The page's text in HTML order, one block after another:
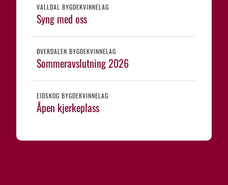
VALLDAL BYGDEKVINNELAG
Syng med oss
ØVERDALEN BYGDEKVINNELAG
Sommeravslutning 2026
EIDSKOG BYGDEKVINNELAG
Åpen kjerkeplass